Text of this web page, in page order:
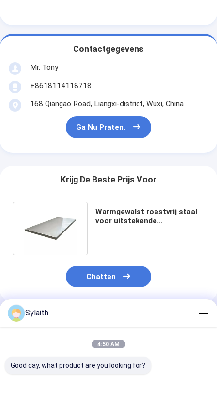
Contactgegevens
Mr. Tony
+8618114118718
168 Qiangao Road, Liangxi-district, Wuxi, China
Ga Nu Praten.
Krijg De Beste Prijs Voor
Warmgewalst roestvrij staal
voor uitstekende
Chatten
Geadviseerde Producten
Sylaith
4:50 AM
Good day, what product are you looking for?